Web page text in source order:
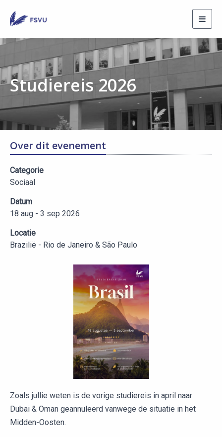
Studiereis 2026
Over dit evenement
Categorie
Sociaal
Datum
18 aug - 3 sep 2026
Locatie
Brazilië - Rio de Janeiro & São Paulo
Zoals jullie weten is de vorige studiereis in april naar
Dubai & Oman geannuleerd vanwege de situatie in het
Midden-Oosten.